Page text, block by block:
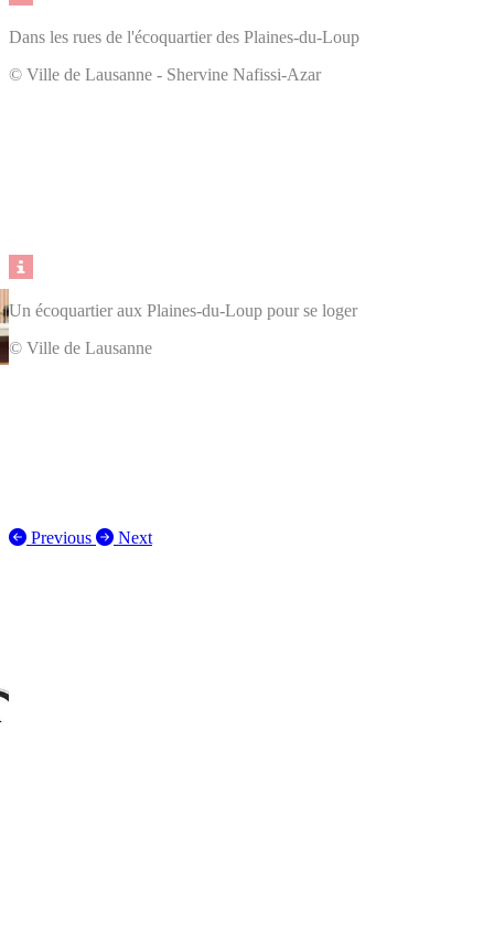
Dans les rues de l'écoquartier des Plaines-du-Loup
© Ville de Lausanne - Shervine Nafissi-Azar
Un écoquartier aux Plaines-du-Loup pour se loger
© Ville de Lausanne
Previous Next